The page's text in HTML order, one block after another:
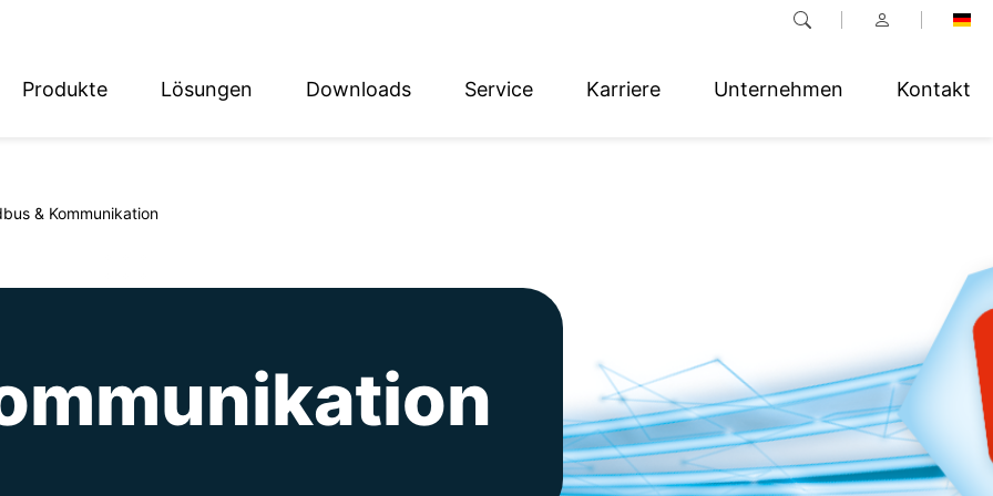
Produkte Lösungen Downloads Service Karriere Unternehmen Kontakt
& Kommunikation